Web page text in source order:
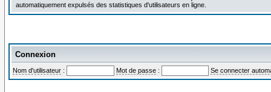
automatiquement expulsés des statistiques d'utilisateurs en ligne.
Connexion
Nom d'utilisateur: Mot de passe: Se connecter